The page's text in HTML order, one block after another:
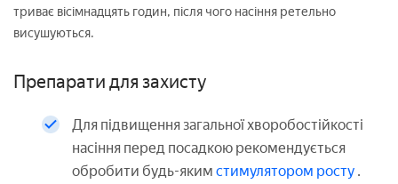
триває вісімнадцять годин, після чого насіння ретельно
висушуються.
Препарати для захисту
Для підвищення загальної хворобостійкості
насіння перед посадкою рекомендується
обробити будь-яким стимулятором росту .